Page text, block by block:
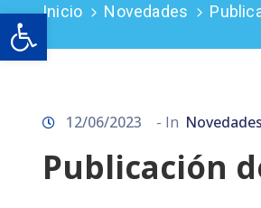
Open toolbar
Inicio Novedades
12/06/2023 - In Novedades
Publicación